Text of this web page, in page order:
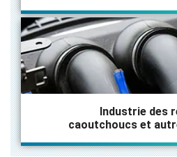
Industrie des
caoutchoucs et